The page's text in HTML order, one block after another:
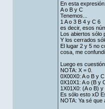
En esta
A o B y C
Tenemos...
1 A o 3 B 4 y C 6
es decir, esos
Los abiertos sólo
Y los cerrados
El lugar 2 y 5 no
cosa, me confundí.
Luego es
NOTA: X = 0.
0X00X0: A o B y C
0X10X1: A o (B y
1X01X0: (A o B) y
Es sólo esto xD
NOTA: Ya sé que